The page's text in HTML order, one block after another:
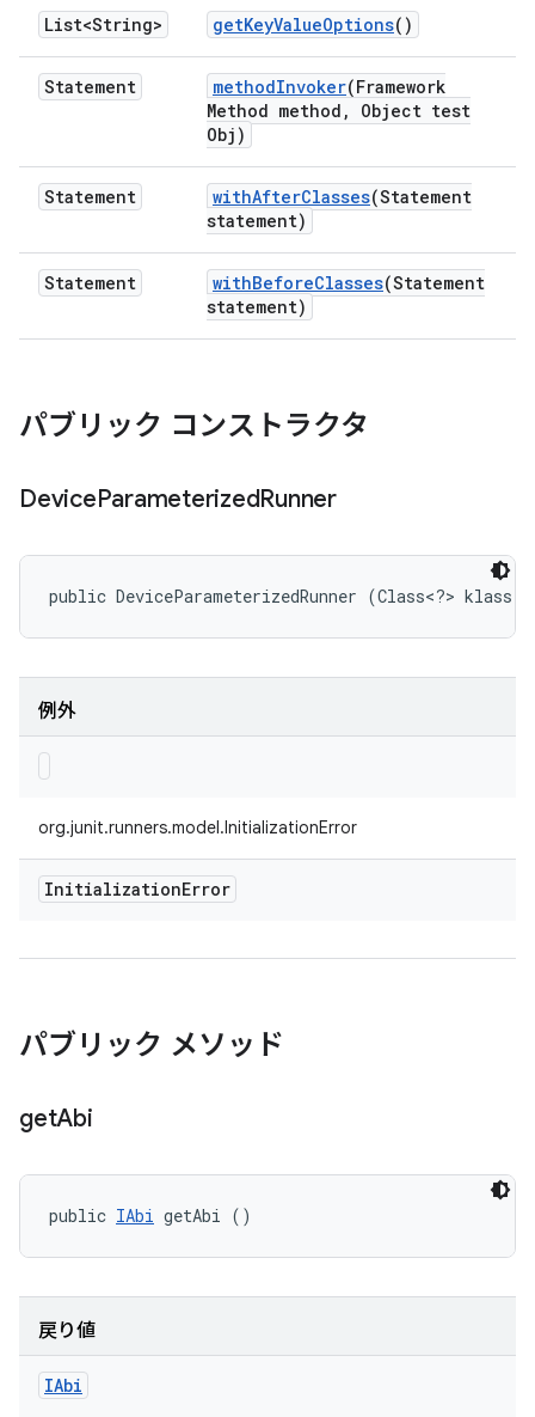
List<String> getKeyValueOptions()
Statement methodInvoker(Framework
Method method ,
Object test
Obj)
Statement withAfterClasses(Statement
statement)
Statement withBeforeClasses(Statement
statement)
パブリック コンストラクタ
DeviceParameterizedRunner
public DeviceParameterizedRunner (Class<?> klass)
例外
org.junit.runners.model.InitializationError
InitializationError
パブリック メソッド
getAbi
public IAbi getAbi ()
戻り値
IAbi